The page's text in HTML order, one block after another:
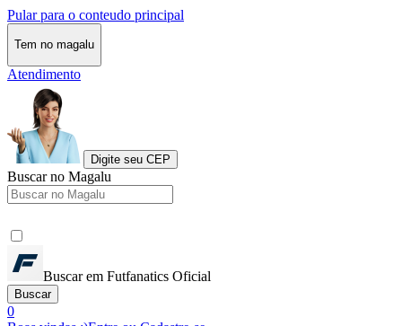
Pular para o conteudo principal
Tem no magalu
Atendimento
Digite seu CEP
Buscar no Magalu
Buscar em Futfanatics Oficial
Buscar
0